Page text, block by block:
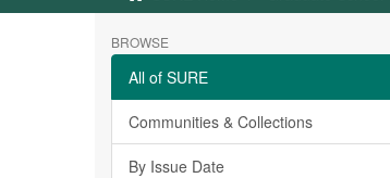
BROWSE
All of SURE
Communities & Collections
By Issue Date